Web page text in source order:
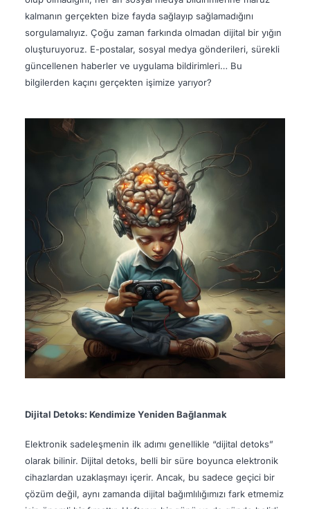
kalmanın gerçekten bize fayda sağlayıp sağlamadığını
sorgulamalıyız. Çoğu zaman farkında olmadan dijital bir yığın
oluşturuyoruz. E-postalar, sosyal medya gönderileri, sürekli
güncellenen haberler ve uygulama bildirimleri… Bu
bilgilerden kaçını gerçekten işimize yarıyor?
Dijital Detoks: Kendimize Yeniden Bağlanmak
Elektronik sadeleşmenin ilk adımı genellikle “dijital detoks”
olarak bilinir. Dijital detoks, belli bir süre boyunca elektronik
cihazlardan uzaklaşmayı içerir. Ancak, bu sadece geçici bir
çözüm değil, aynı zamanda dijital bağımlılığımızı fark etmemiz